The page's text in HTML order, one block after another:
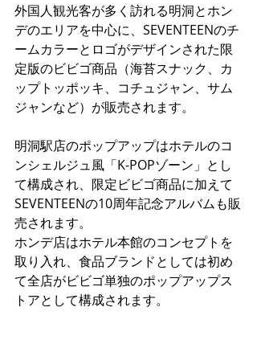
外国人観光客が多く訪れる明洞とホン
デのエリアを中心に、SEVENTEENのチ
ームカラーとロゴがデザインされた限
定版のビビゴ商品（海苔スナック、カ
ップトッポッキ、コチュジャン、サム
ジャンなど）が販売されます。
明洞駅店のポップアップはホテルのコ
ンシェルジュ風「K-POPゾーン」とし
て構成され、限定ビビゴ商品に加えて
SEVENTEENの10周年記念アルバムも販
売されます。
ホンデ店はホテル本館のコンセプトを
取り入れ、食品ブランドとしては初め
て全店がビビゴ単独のポップアップス
トアとして構成されます。